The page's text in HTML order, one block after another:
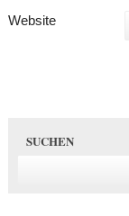
Website
SUCHEN